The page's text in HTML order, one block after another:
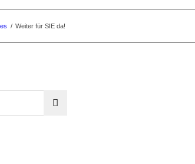
/ Weiter für SIE da!